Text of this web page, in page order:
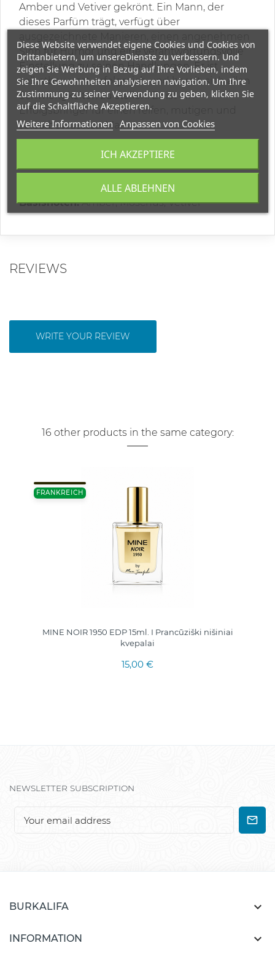
Amber und Vetiver gekrönt. Ein Mann, der
dieses Parfüm trägt, verfügt über
Sinn für Humor und eine verantwortungsvolle
Einstellung zu seinen Handlungen. Er ist
selbstbewusst, erfolgreich und bereit, sich allen
Schwierigkeiten zu stellen. Es ist ein
Erfolgsbringer für einen reifen, mutigen und
selbstbewussten Mann.
Basisnoten:Amber, Moschus, Vetiver
REVIEWS
WRITE YOUR REVIEW
16 other products in the same category:
FRANKREICH
MINE NOIR 1950 EDP 15ml. I Prancūziški nišiniai
kvepalai
15,00 €
NEWSLETTER SUBSCRIPTION
BURKALIFA 
INFORMATION 
Diese Website verwendet eigene Cookies und Cookies von
Drittanbietern, um unsereDienste zu verbessern. Und
zeigen Sie Werbung in Bezug auf Ihre Vorlieben, indem
Sie Ihre Gewohnheiten analysieren navigation. Um Ihre
Zustimmung zu seiner Verwendung zu geben, klicken Sie
auf die Schaltfläche Akzeptieren.
Weitere Informationen Anpassen von Cookies
ALLE ABLEHNEN
ICH AKZEPTIERE